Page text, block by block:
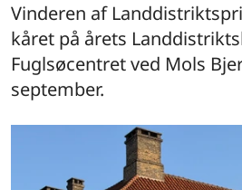
Vinderen af
kåret på årets
Fuglsøcentret ved Mols
september.